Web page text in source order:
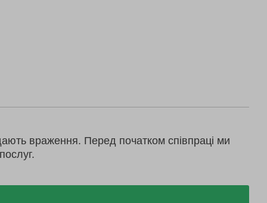
враження. Перед початком співпраці ми